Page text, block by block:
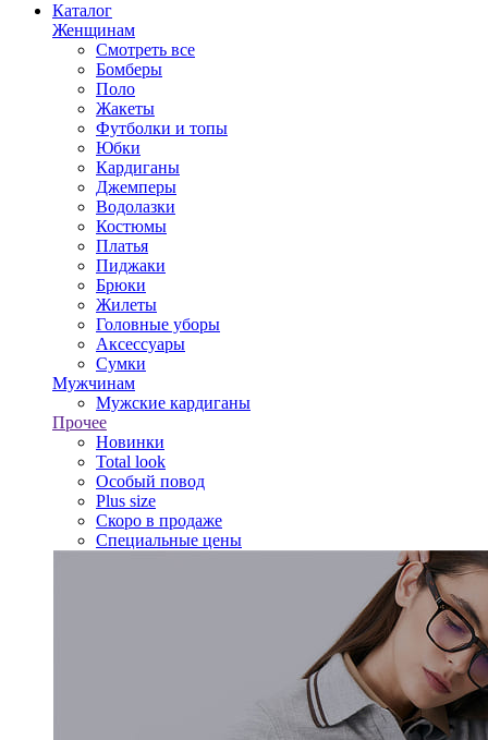
Каталог
Женщинам
Смотреть все
Бомберы
Поло
Жакеты
Футболки и топы
Юбки
Кардиганы
Джемперы
Водолазки
Костюмы
Платья
Пиджаки
Брюки
Жилеты
Головные уборы
Аксессуары
Сумки
Мужчинам
Мужские кардиганы
Прочее
Новинки
Total look
Особый повод
Plus size
Скоро в продаже
Специальные цены